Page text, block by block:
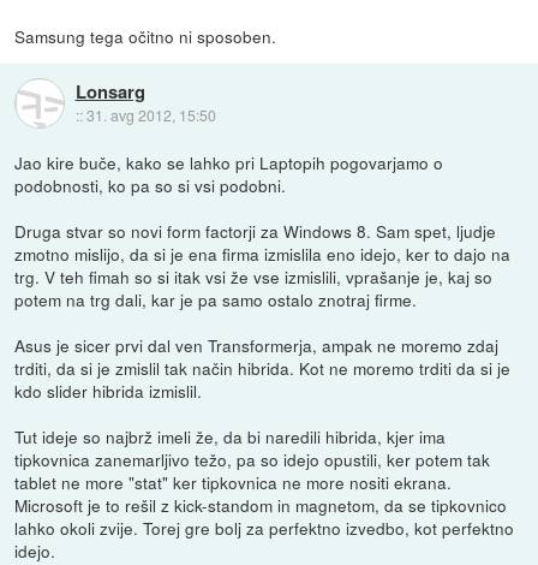
Samsung tega očitno ni sposoben.
Lonsarg
::31. avg 2012, 15:50
Jao kire buče, kako se lahko pri Laptopih pogovarjamo o
podobnosti, ko pa so si vsi podobni.
Druga stvar so novi form factorji za Windows 8. Sam spet, ljudje
zmotno mislijo, da si je ena firma izmislila eno idejo, ker to dajo na
trg. V teh fimah so si itak vsi že vse izmislili, vprašanje je, kaj so
potem na trg dali, kar je pa samo ostalo znotraj firme.
Asus je sicer prvi dal ven Transformerja, ampak ne moremo zdaj
trditi, da si je zmislil tak način hibrida. Kot ne moremo trditi da si je
kdo slider hibrida izmislil.
Tut ideje so najbrž imeli že, da bi naredili hibrida, kjer ima
tipkovnica zanemarljivo težo, pa so idejo opustili, ker potem tak
tablet ne more "stat" ker tipkovnica ne more nositi ekrana.
Microsoft je to rešil z kick-standom in magnetom, da se tipkovnico
lahko okoli zvije. Torej gre bolj za perfektno izvedbo, kot perfektno
idejo.